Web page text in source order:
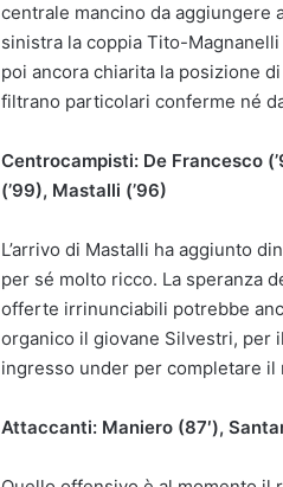
centrale mancino da aggiungere
sinistra la coppia Tito-
poi ancora chiarita la posizione
filtrano particolari conferme né
Centrocampisti: De Francesco
(’99), Mastalli (’96)
L’arrivo di Mastalli ha aggiunto
per sé molto ricco. La speranza
offerte irrinunciabili potrebbe
organico il giovane Silvestri, per
ingresso under per completare il
Attaccanti: Maniero (87′),